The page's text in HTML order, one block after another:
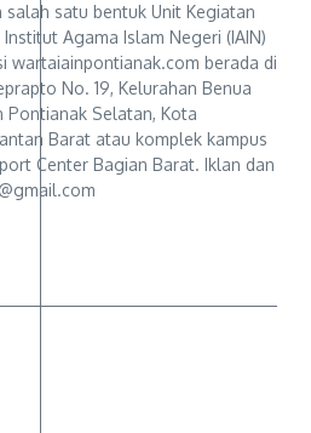
salah satu bentuk Unit Kegiatan
Agama Islam Negeri (IAIN)
wartaiainpontianak.com berada di
No. 19, Kelurahan Benua
Pontianak Selatan, Kota
Barat atau komplek kampus
Center Bagian Barat. Iklan dan